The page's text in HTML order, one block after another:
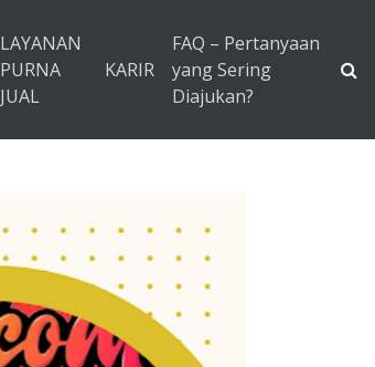
LAYANAN
PURNA
JUAL
KARIR
FAQ – Pertanyaan
yang Sering
Diajukan?